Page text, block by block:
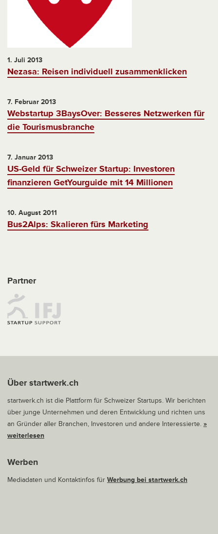
1. Juli 2013
Nezasa: Reisen individuell zusammenklicken
7. Februar 2013
Webstartup 3BaysOver: Besseres Netzwerken für
die Tourismusbranche
7. Januar 2013
US-Geld für Schweizer Startup: Investoren
finanzieren GetYourguide mit 14 Millionen
10. August 2011
Bus2Alps: Skalieren fürs Marketing
Partner
Über startwerk.ch
startwerk.ch ist die Plattform für Schweizer Startups. Wir berichten
über junge Unternehmen und deren Entwicklung und richten uns
an Gründer aller Branchen, Investoren und andere Interessierte. »
weiterlesen
Werben
Mediadaten und Kontaktinfos für Werbung bei startwerk.ch